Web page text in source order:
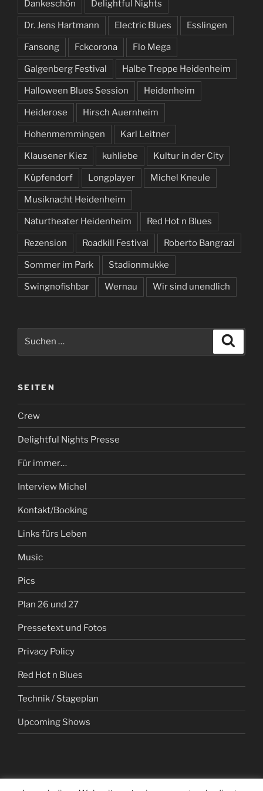
Dankeschön Delightful Nights
Dr. Jens Hartmann Electric Blues Esslingen
Fansong Fckcorona Flo Mega
Galgenberg Festival Halbe Treppe Heidenheim
Halloween Blues Session Heidenheim
Heiderose Hirsch Auernheim
Hohenmemmingen Karl Leitner
Klausener Kiez kuhliebe Kultur in der City
Küpfendorf Longplayer Michel Kneule
Musiknacht Heidenheim
Naturtheater Heidenheim Red Hot n Blues
Rezension Roadkill Festival Roberto Bangrazi
Sommer im Park Stadionmukke
Swingnofishbar Wernau Wir sind unendlich
SEITEN
Crew
Delightful Nights Presse
Für immer…
Interview Michel
Kontakt/Booking
Links fürs Leben
Music
Pics
Plan 26 und 27
Pressetext und Fotos
Privacy Policy
Red Hot n Blues
Technik / Stageplan
Upcoming Shows